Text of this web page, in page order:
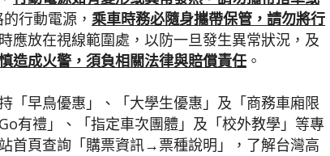
行動電源， 乘車時務必隨身攜帶保管，請勿將行
應放在視線範圍處，以防一旦發生異常狀況，及
造成火警，須負相關法律與賠償責任 。
「早鳥優惠」、「大學生優惠」及「商務車廂限
有禮」、「指定車次團體」及「校外教學」等專
首頁查詢「購票資訊→票種說明」，了解台灣高